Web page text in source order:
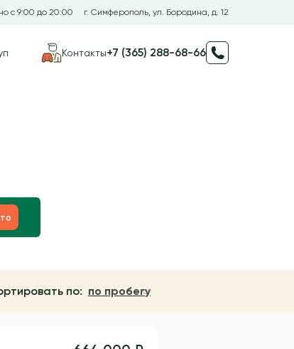
с 9:00 до 20:00 г. Симферополь, ул. Бородина, д. 12
Контакты+7 (365) 288-68-66
по: по пробегу